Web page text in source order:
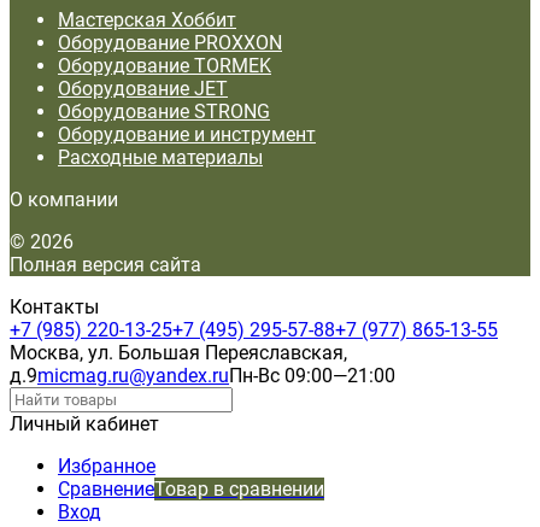
Мастерская Хоббит
Оборудование PROXXON
Оборудование TORMEK
Оборудование JET
Оборудование STRONG
Оборудование и инструмент
Расходные материалы
О компании
© 2026
Полная версия сайта
Контакты
+7 (985) 220-13-25+7 (495) 295-57-88+7 (977) 865-13-55
Москва, ул. Большая Переяславская,
д.9micmag.ru@yandex.ruПн-Вс 09:00—21:00
Личный кабинет
Избранное
СравнениеТовар в сравнении
Вход